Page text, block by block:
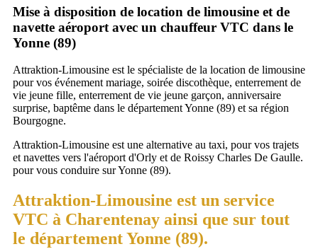
Mise à disposition de location de limousine et de
navette aéroport avec un chauffeur VTC dans le
Yonne (89)
Attraktion-Limousine est le spécialiste de la location de limousine
pour vos événement mariage, soirée discothèque, enterrement de
vie jeune fille, enterrement de vie jeune garçon, anniversaire
surprise, baptême dans le département Yonne (89) et sa région
Bourgogne.
Attraktion-Limousine est une alternative au taxi, pour vos trajets
et navettes vers l'aéroport d'Orly et de Roissy Charles De Gaulle.
pour vous conduire sur Yonne (89).
Attraktion-Limousine est un service
VTC à Charentenay ainsi que sur tout
le département Yonne (89).